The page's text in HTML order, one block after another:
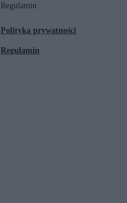
Regulamin
Polityka prywatności
Regulamin